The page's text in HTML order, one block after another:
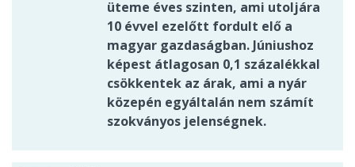
üteme éves szinten, ami utoljára
10 évvel ezelőtt fordult elő a
magyar gazdaságban. Júniushoz
képest átlagosan 0,1 százalékkal
csökkentek az árak, ami a nyár
közepén egyáltalán nem számít
szokványos jelenségnek.